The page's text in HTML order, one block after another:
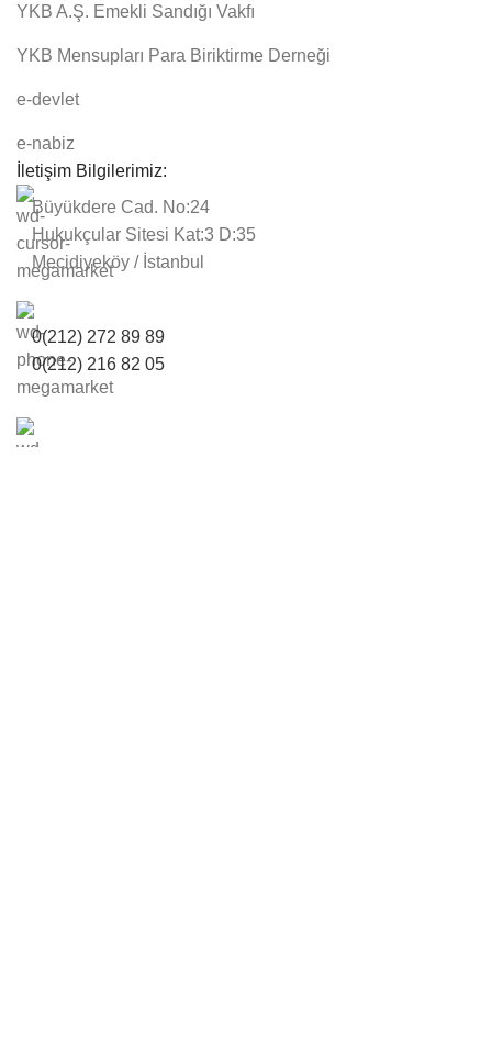
YKB A.Ş. Emekli Sandığı Vakfı
YKB Mensupları Para Biriktirme Derneği
e-devlet
e-nabiz
İletişim Bilgilerimiz:
Büyükdere Cad. No:24
Hukukçular Sitesi Kat:3 D:35
Mecidiyeköy / İstanbul
0(212) 272 89 89
0(212) 216 82 05